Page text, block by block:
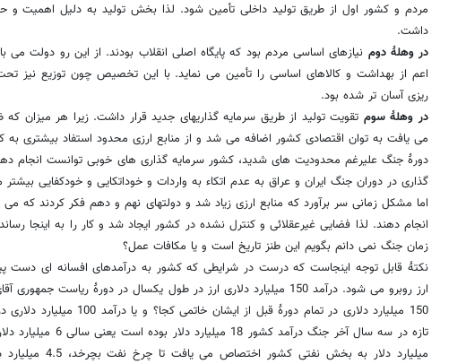
مردم و کشور اول از طریق تولید داخلی تأمین شود. لذا بخش تولید به دلیل اهمیت و
داشت.
در وهلۀ دوم نیازهای اساسی مردم بود که پایگاه اصلی انقلاب بودند. از این رو دولت
اعم از بهداشت و کالاهای اساسی را تأمین می نماید. با این تخصیص چون توزیع نیز
ریزی آسان تر شده بود.
در وهلۀ سوم تقویت تولید از طریق سرمایه گذاریهای جدید قرار داشت. زیرا هر میزان
می یافت به توان اقتصادی کشور اضافه می شد و از منابع ارزی محدود استفاد بیشتری به
دورۀ جنگ علیرغم محدودیت های شدید، کشور سرمایه گذاری های خوبی توانست انجام
گذاری در دوران جنگ ایران و عراق به عدم اتکاء به واردات و خوداتکایی و خودکفایی
اما مشکل زمانی سر برآورد که منابع ارزی زیاد شد و دولتهای نهم و دهم فکر کردند که می
انجام دهند. لذا فضایی غیرعقلائی و کنترل نشده در کشور ایجاد شد و کار را به اینجا
زمان جنگ نمی دانم بگویم این طنز تاریخ است و یا مکافات عمل؟
نکتۀ قابل توجه اینجاست که درست در شرایطی که کشور به درآمدهای افسانه ای دست
ارز روبرو می شود. درآمد 150 میلیارد دلاری ارز در طول یکسال در دورۀ ریاست
میلیارد دلار به بخش